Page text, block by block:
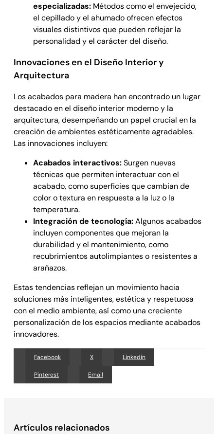
especializadas: Métodos como el envejecido,
el cepillado y el ahumado ofrecen efectos
visuales distintivos que pueden reflejar la
personalidad y el carácter del diseño.
Innovaciones en el Diseño Interior y
Arquitectura
Los acabados para madera han encontrado un lugar
destacado en el diseño interior moderno y la
arquitectura, desempeñando un papel crucial en la
creación de ambientes estéticamente agradables.
Las innovaciones incluyen:
Acabados interactivos:Surgen nuevas
técnicas que permiten interactuar con el
acabado, como superficies que cambian de
color o textura en respuesta a la luz o la
temperatura.
Integración de tecnología:Algunos acabados
incluyen componentes que mejoran la
durabilidad y el mantenimiento, como
recubrimientos autolimpiantes o resistentes a
arañazos.
Estas tendencias reflejan un movimiento hacia
soluciones más inteligentes, estética y respetuosa
con el medio ambiente, así como una creciente
personalización de los espacios mediante acabados
innovadores.
Facebook X Linkedin
Pinterest Email
Artículos relacionados